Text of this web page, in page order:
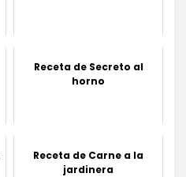
Receta de Secreto al
horno
Receta de Carne a la
jardinera